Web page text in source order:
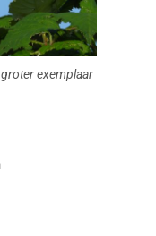
exemplaar